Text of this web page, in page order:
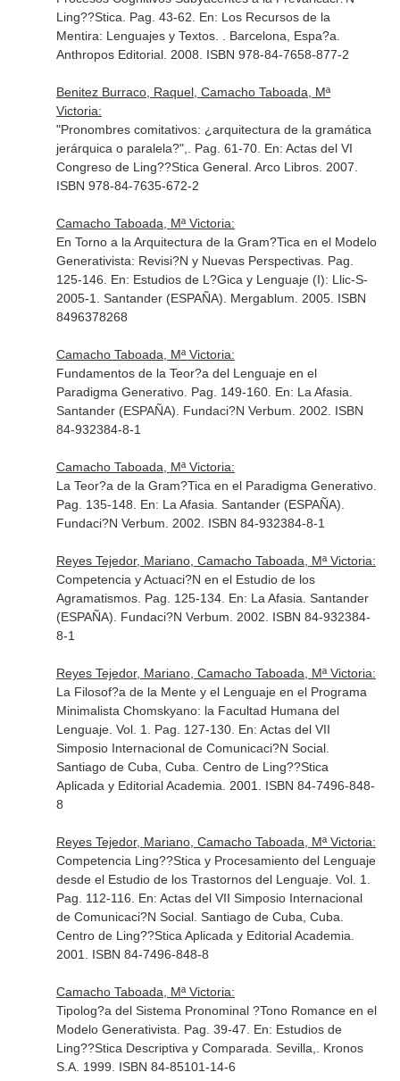
Ling??Stica. Pag. 43-62. En: Los Recursos de la
Mentira: Lenguajes y Textos. . Barcelona, Espa?a.
Anthropos Editorial. 2008. ISBN 978-84-7658-877-2
Benitez Burraco, Raquel, Camacho Taboada, Mª
Victoria:
"Pronombres comitativos: ¿arquitectura de la gramática
jerárquica o paralela?",. Pag. 61-70. En: Actas del VI
Congreso de Ling??Stica General. Arco Libros. 2007.
ISBN 978-84-7635-672-2
Camacho Taboada, Mª Victoria:
En Torno a la Arquitectura de la Gram?Tica en el Modelo
Generativista: Revisi?N y Nuevas Perspectivas. Pag.
125-146. En: Estudios de L?Gica y Lenguaje (I): Llic-S-
2005-1
. Santander (ESPAÑA). Mergablum. 2005. ISBN
8496378268
Camacho Taboada, Mª Victoria:
Fundamentos de la Teor?a del Lenguaje en el
Paradigma Generativo. Pag. 149-160. En: La Afasia
Santander (ESPAÑA). Fundaci?N Verbum. 2002. ISBN
84-932384-8-1
Camacho Taboada, Mª Victoria:
La Teor?a de la Gram?Tica en el Paradigma Generativo.
Pag. 135-148. En: La Afasia . Santander (ESPAÑA).
Fundaci?N Verbum. 2002. ISBN 84-932384-8-1
Reyes Tejedor, Mariano, Camacho Taboada, Mª Victoria:
Competencia y Actuaci?N en el Estudio de los
Agramatismos. Pag. 125-134. En: La Afasia . Santander
(ESPAÑA). Fundaci?N Verbum. 2002. ISBN 84-932384-
8-1
Reyes Tejedor, Mariano, Camacho Taboada, Mª Victoria:
La Filosof?a de la Mente y el Lenguaje en el Programa
Minimalista Chomskyano: la Facultad Humana del
Lenguaje. Vol. 1. Pag. 127-130. En: Actas del VII
Simposio Internacional de Comunicaci?N Social.
Santiago de Cuba, Cuba. Centro de Ling??Stica
Aplicada y Editorial Academia. 2001. ISBN 84-7496-848-
8
Reyes Tejedor, Mariano, Camacho Taboada, Mª Victoria:
Competencia Ling??Stica y Procesamiento del Lenguaje
desde el Estudio de los Trastornos del Lenguaje. Vol. 1.
Pag. 112-116. En: Actas del VII Simposio Internacional
de Comunicaci?N Social. Santiago de Cuba, Cuba.
Centro de Ling??Stica Aplicada y Editorial Academia.
2001. ISBN 84-7496-848-8
Camacho Taboada, Mª Victoria:
Tipolog?a del Sistema Pronominal ?Tono Romance en el
Modelo Generativista. Pag. 39-47. En: Estudios de
Ling??Stica Descriptiva y Comparada . Sevilla,. Kronos
S.A. 1999. ISBN 84-85101-14-6